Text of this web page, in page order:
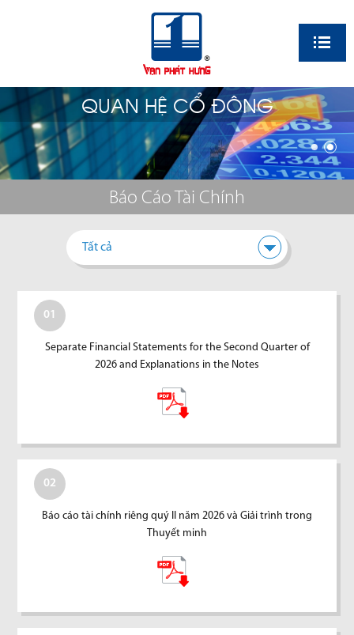
QUAN HỆ CỔ ĐÔNG
Báo Cáo Tài Chính
Tất cả
01
Separate Financial Statements for the Second Quarter of
2026 and Explanations in the Notes
02
Báo cáo tài chính riêng quý II năm 2026 và Giải trình trong
Thuyết minh